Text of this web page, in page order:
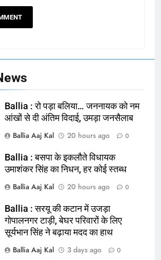
चिकित्सक, किया प्रदर्शन
NATIONAL बलिया
Ballia : बलिया बलिदान दिवस के मौके पर
Ballia : रो पड़ा बलिया… जननायक को नम
आंखों से दी अंतिम विदाई, उमड़ा जनसैलाब
Ballia Aaj Kal
20 hours ago 0
Ballia : बसपा के इकलौते विधायक
उमाशंकर सिंह का निधन, हर कोई स्तब्ध
Ballia Aaj Kal
20 hours ago 0
Ballia : सरयू की कटान में उजड़ा
गोपालनगर टाड़ी, बेघर परिवारों के लिए
सूर्यभान सिंह ने बढ़ाया मदद का हाथ
Ballia Aaj Kal
3 days ago 0